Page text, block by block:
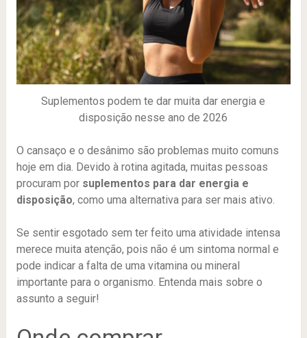
Suplementos podem te dar muita dar energia e
disposição nesse ano de 2026
O cansaço e o desânimo são problemas muito comuns
hoje em dia. Devido à rotina agitada, muitas pessoas
procuram por suplementos para dar energia e
disposição, como uma alternativa para ser mais ativo.
Se sentir esgotado sem ter feito uma atividade intensa
merece muita atenção, pois não é um sintoma normal e
pode indicar a falta de uma vitamina ou mineral
importante para o organismo. Entenda mais sobre o
assunto a seguir!